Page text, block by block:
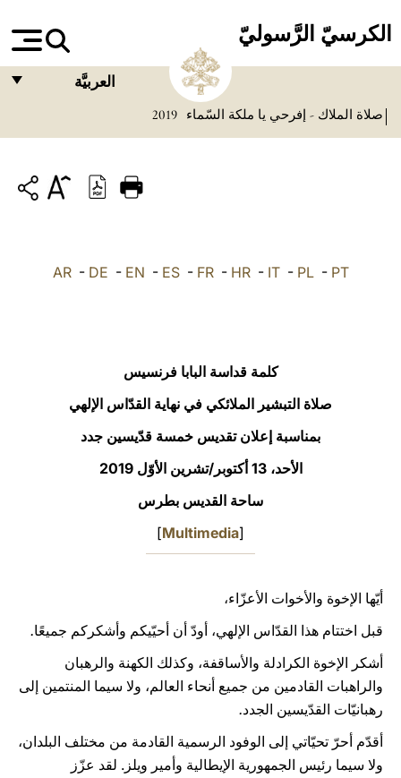
الكرسيّ الرَّسوليّ
العربيَّة
ITALIANO
中文
LATINE
صلاة الملاك - إفرحي يا ملكة السّماء 2019
AR- DE - EN - ES- FR- HR- IT- PL- PT
كلمة قداسة البابا فرنسيس
صلاة التبشير الملائكي في نهاية القدّاس الإلهي
بمناسبة إعلان تقديس خمسة قدّيسين جدد
الأحد، 13 أكتوبر/تشرين الأوّل 2019
ساحة القديس بطرس
[
Multimedia
]
أيّها الإخوة والأخوات الأعزّاء،
قبل اختتام هذا القدّاس الإلهي، أودّ أن أحيّيكم وأشكركم جميعًا.
أشكر الإخوة الكرادلة والأساقفة، وكذلك الكهنة والرهبان
والراهبات القادمين من جميع أنحاء العالم، ولا سيما المنتمين إلى
رهبانيّات القدّيسين الجدد.
أقدّم أحرّ تحيّاتي إلى الوفود الرسمية القادمة من مختلف البلدان،
ولا سيما رئيس الجمهورية الإيطالية وأمير ويلز. لقد عزّز